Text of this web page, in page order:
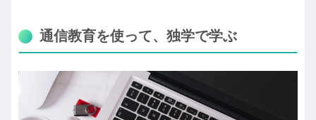
通信教育を使って、独学で学ぶ